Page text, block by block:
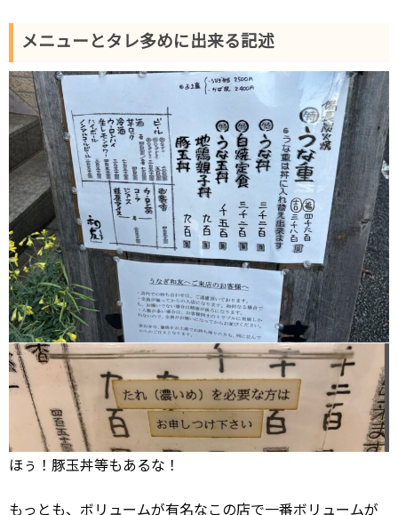
メニューとタレ多めに出来る記述
ほぅ！豚玉丼等もあるな！
もっとも、ボリュームが有名なこの店で一番ボリュームが